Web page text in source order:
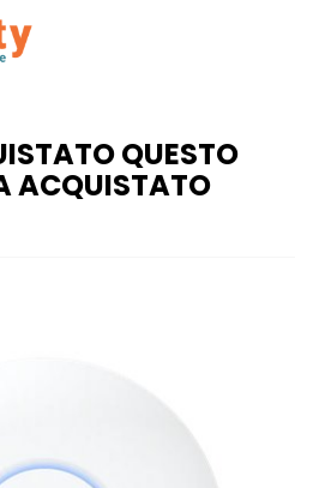
QUESTO
ACQUISTATO